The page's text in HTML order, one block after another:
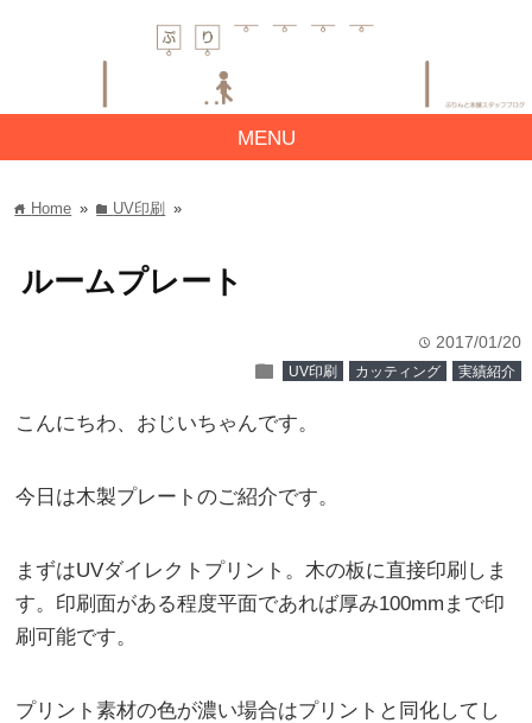
MENU
home Home » folder UV印刷 »
ルームプレート
time 2017/01/20
folder UV印刷 カッティング 実績紹介
こんにちわ、おじいちゃんです。
今日は木製プレートのご紹介です。
まずはUVダイレクトプリント。木の板に直接印刷しま
す。印刷面がある程度平面であれば厚み100mmまで印
刷可能です。
プリント素材の色が濃い場合はプリントと同化してし